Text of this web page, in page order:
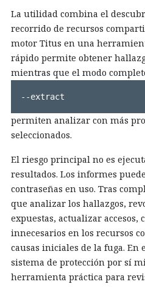
La utilidad combina el
recorrido de recursos
motor Titus en una
rápido permite obtener
mientras que el modo
--extract
permiten analizar con más
seleccionados.
El riesgo principal no es
resultados. Los informes
contraseñas en uso. Tras
que analizar los hallazgos,
expuestas, actualizar accesos,
innecesarios en los recursos
causas iniciales de la fuga. En
sistema de protección por sí
herramienta práctica para